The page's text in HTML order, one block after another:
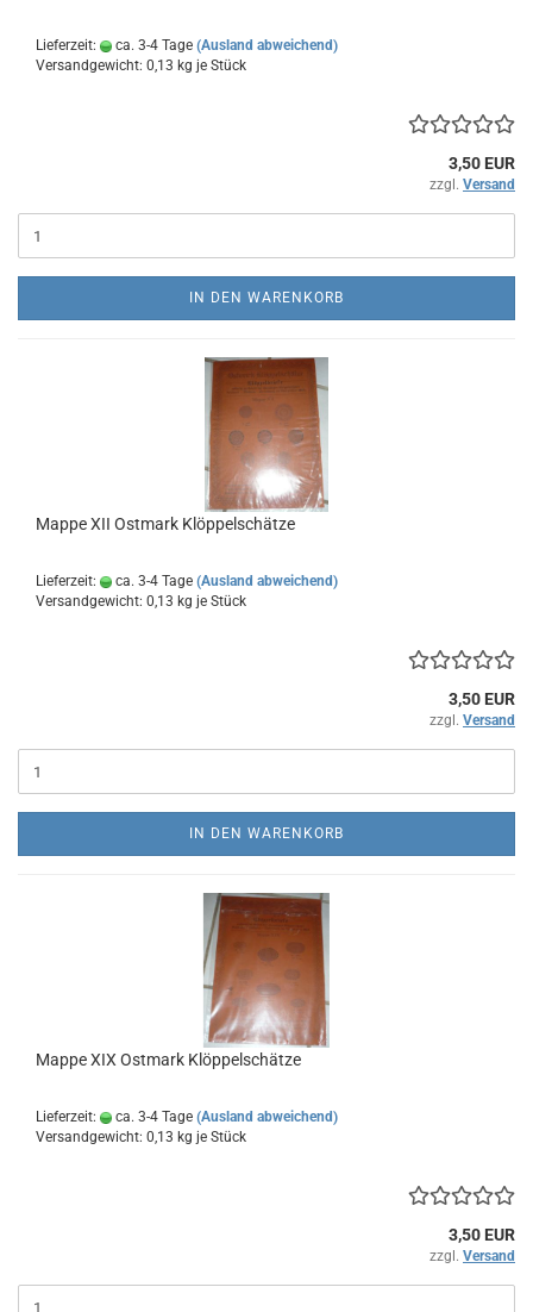
Lieferzeit: ca. 3-4 Tage (Ausland abweichend)
Versandgewicht: 0,13 kg je Stück
3,50 EUR
zzgl. Versand
IN DEN WARENKORB
Mappe XII Ostmark Klöppelschätze
Lieferzeit: ca. 3-4 Tage (Ausland abweichend)
Versandgewicht: 0,13 kg je Stück
3,50 EUR
zzgl. Versand
IN DEN WARENKORB
Mappe XIX Ostmark Klöppelschätze
Lieferzeit: ca. 3-4 Tage (Ausland abweichend)
Versandgewicht: 0,13 kg je Stück
3,50 EUR
zzgl. Versand